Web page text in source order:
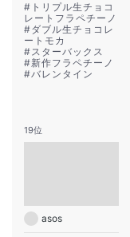
# トリプル生チョコ
レートフラペチーノ
#ダブル生チョコレ
ートモカ
#スターバックス
#新作フラペチーノ
#バレンタイン
19位
asos